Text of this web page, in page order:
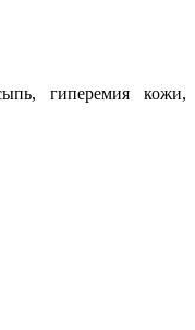
гиперемия кожи,